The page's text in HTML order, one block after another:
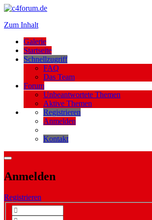
Zum Inhalt
Galerie
Startseite
Schnellzugriff
FAQ
Das Team
Forum
Unbeantwortete Themen
Aktive Themen
Registrieren
Anmelden
Kontakt
Anmelden
Registrieren